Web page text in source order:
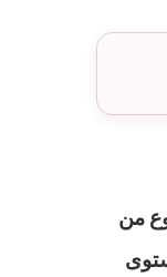
من